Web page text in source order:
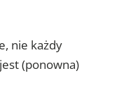
nie każdy
(ponowna)